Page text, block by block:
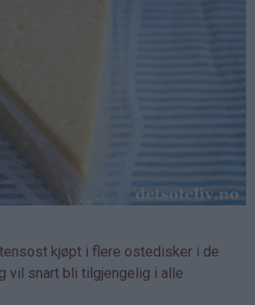
kjøpt i flere ostedisker i de
vil snart bli tilgjengelig i alle